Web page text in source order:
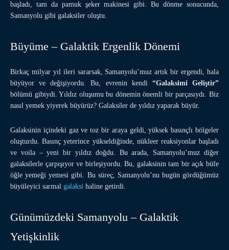
başladı, tam da pamuk şeker makinesi gibi. Bu dönme sonucunda,
Samanyolu gibi galaksiler oluştu.
Büyüme – Galaktik Ergenlik Dönemi
Birkaç milyar yıl ileri sararsak, Samanyolu’muz artık bir ergendi, hala
büyüyor ve değişiyordu. Bu, evrenin kendi “Galaksimi Geliştir”
bölümü gibiydi. Yıldız oluşumu bu dönemin önemli bir parçasıydı. Biz
nasıl yemek yiyerek büyürüz? Galaksiler de yıldız yaparak büyür.
Galaksinin içindeki gaz ve toz bir araya geldi, yüksek basınçlı bölgeler
oluşturdu. Basınç yeterince yükseldiğinde, nükleer reaksiyonlar başladı
ve voila – yeni bir yıldız doğdu. Bu arada, Samanyolu’muz diğer
galaksilerle çarpışıyor ve birleşiyordu. Bu, galaksinin tam bir açık büfe
öğle yemeği yemesi gibi. Bu süreç, Samanyolu’nu bugün gördüğümüz
büyüleyici sarmal galaksi haline getirdi.
Günümüzdeki Samanyolu – Galaktik
Yetişkinlik